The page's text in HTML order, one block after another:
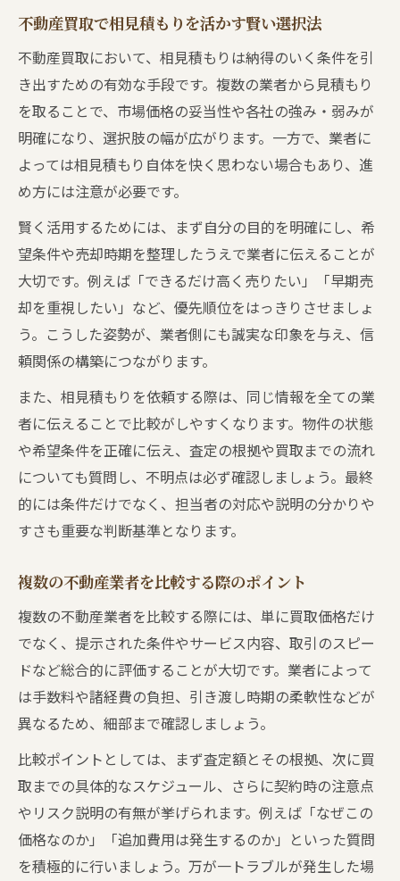
不動産買取で相見積もりを活かす賢い選択法
不動産買取において、相見積もりは納得のいく条件を引
き出すための有効な手段です。複数の業者から見積もり
を取ることで、市場価格の妥当性や各社の強み・弱みが
明確になり、選択肢の幅が広がります。一方で、業者に
よっては相見積もり自体を快く思わない場合もあり、進
め方には注意が必要です。
賢く活用するためには、まず自分の目的を明確にし、希
望条件や売却時期を整理したうえで業者に伝えることが
大切です。例えば「できるだけ高く売りたい」「早期売
却を重視したい」など、優先順位をはっきりさせましょ
う。こうした姿勢が、業者側にも誠実な印象を与え、信
頼関係の構築につながります。
また、相見積もりを依頼する際は、同じ情報を全ての業
者に伝えることで比較がしやすくなります。物件の状態
や希望条件を正確に伝え、査定の根拠や買取までの流れ
についても質問し、不明点は必ず確認しましょう。最終
的には条件だけでなく、担当者の対応や説明の分かりや
すさも重要な判断基準となります。
複数の不動産業者を比較する際のポイント
複数の不動産業者を比較する際には、単に買取価格だけ
でなく、提示された条件やサービス内容、取引のスピー
ドなど総合的に評価することが大切です。業者によって
は手数料や諸経費の負担、引き渡し時期の柔軟性などが
異なるため、細部まで確認しましょう。
比較ポイントとしては、まず査定額とその根拠、次に買
取までの具体的なスケジュール、さらに契約時の注意点
やリスク説明の有無が挙げられます。例えば「なぜこの
価格なのか」「追加費用は発生するのか」といった質問
を積極的に行いましょう。万が一トラブルが発生した場